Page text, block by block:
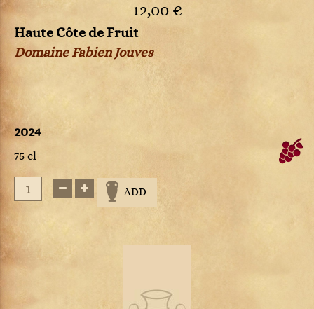
12,00 €
Haute Côte de Fruit
Domaine Fabien Jouves
2024
75 cl
ADD